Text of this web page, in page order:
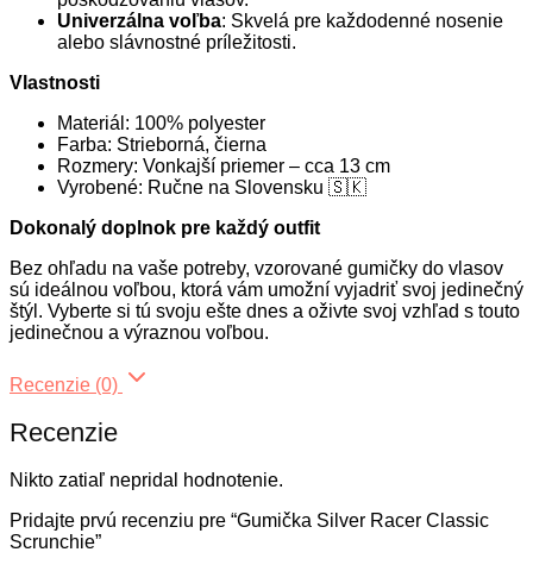
Univerzálna voľba: Skvelá pre každodenné nosenie
alebo slávnostné príležitosti.
Vlastnosti
Materiál: 100% polyester
Farba: Strieborná, čierna
Rozmery: Vonkajší priemer – cca 13 cm
Vyrobené: Ručne na Slovensku 🇸🇰
Dokonalý doplnok pre každý outfit
Bez ohľadu na vaše potreby, vzorované gumičky do vlasov
sú ideálnou voľbou, ktorá vám umožní vyjadriť svoj jedinečný
štýl. Vyberte si tú svoju ešte dnes a oživte svoj vzhľad s touto
jedinečnou a výraznou voľbou.
Recenzie (0)
Recenzie
Nikto zatiaľ nepridal hodnotenie.
Pridajte prvú recenziu pre “Gumička Silver Racer Classic
Scrunchie”